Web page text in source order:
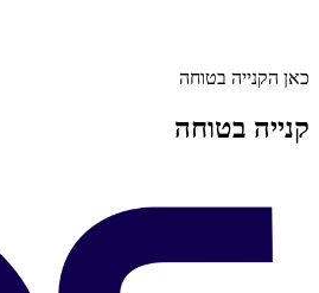
כאן הקנייה בטוחה
קנייה בטוחה